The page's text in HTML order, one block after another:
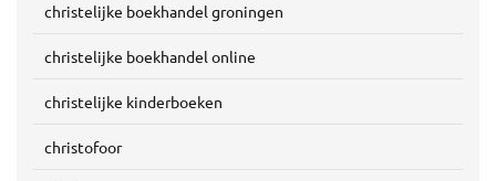
christelijke boekhandel groningen
christelijke boekhandel online
christelijke kinderboeken
christofoor